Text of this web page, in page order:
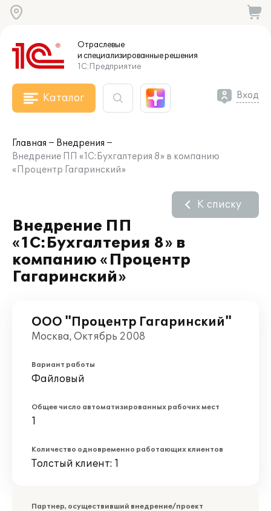
Отраслевые
и специализированныерешения
1С:Предприятие
Каталог Вход
Главная
Внедрения
Внедрение ПП «1С:Бухгалтерия 8» в компанию
«Процентр Гагаринский»
Внедрение ПП
«1С:Бухгалтерия 8» в
компанию «Процентр
Гагаринский»
К списку
ООО "Процентр Гагаринский"
Москва, Октябрь 2008
Вариант работы
Файловый
Общее число автоматизированных рабочих мест
1
Количество одновременно работающих клиентов
Толстый клиент: 1
Партнер, осуществивший внедрение/проект